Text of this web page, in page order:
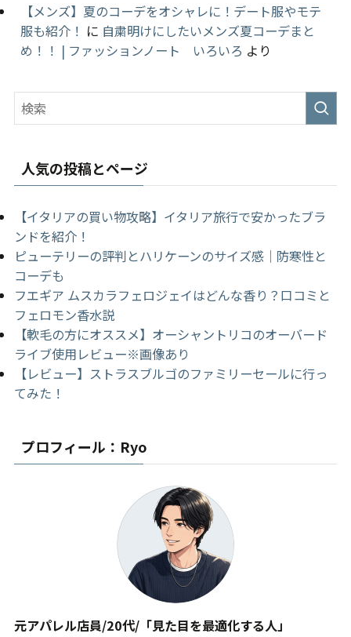
【メンズ】夏のコーデをオシャレに！デート服やモテ
服も紹介！ に 自粛明けにしたいメンズ夏コーデまと
め！！ | ファッションノート いろいろ より
人気の投稿とページ
【イタリアの買い物攻略】イタリア旅行で安かったブラ
ンドを紹介！
ピューテリーの評判とハリケーンのサイズ感｜防寒性と
コーデも
フエギア ムスカラフェロジェイはどんな香り？口コミと
フェロモン香水説
【軟毛の方にオススメ】オーシャントリコのオーバード
ライブ使用レビュー※画像あり
【レビュー】ストラスブルゴのファミリーセールに行っ
てみた！
プロフィール：Ryo
元アパレル店員/20代/「見た目を最適化する人」